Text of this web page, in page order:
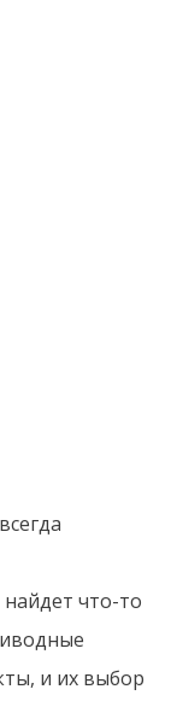
что-то
и их выбор